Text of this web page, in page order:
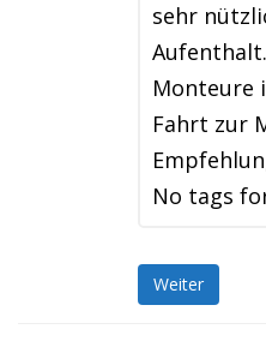
sehr
Monteure
Fahrt zur
No tags
Weiter